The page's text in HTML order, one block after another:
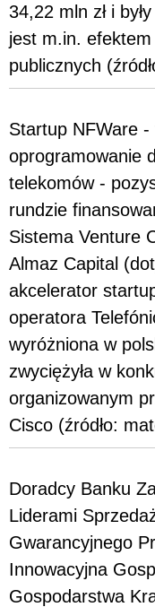
34,22 mln zł i
jest m.in.
publicznych
Startup NFWare
oprogramowanie
telekomów -
rundzie
Sistema Venture
Almaz Capital
akcelerator
operatora
wyróżniona w
zwyciężyła w
organizowanym
Cisco (źródło:
Doradcy Banku
Liderami
Gwarancyjnego
Innowacyjna
Gospodarstwa